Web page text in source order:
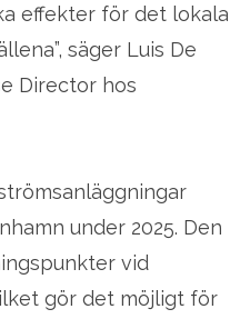
effekter för det lokala
säger Luis De
Director hos
under 2025. Den
vid
gör det möjligt för